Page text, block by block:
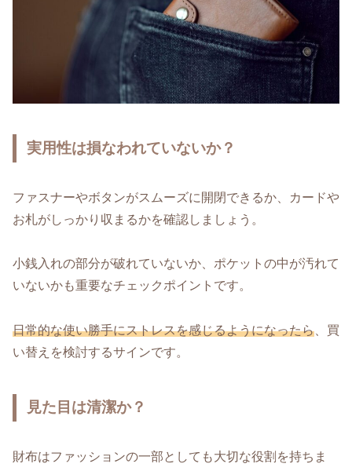
実用性は損なわれていないか？
ファスナーやボタンがスムーズに開閉できるか、カードや
お札がしっかり収まるかを確認しましょう。
小銭入れの部分が破れていないか、ポケットの中が汚れて
いないかも重要なチェックポイントです。
日常的な使い勝手にストレスを感じるようになったら 、買
い替えを検討するサインです。
見た目は清潔か？
財布はファッションの一部としても大切な役割を持ちま